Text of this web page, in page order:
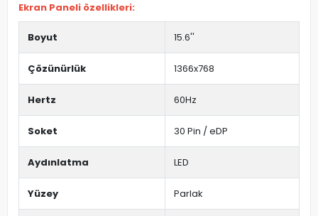
Ekran Paneli özellikleri:
Boyut 15.6''
Çözünürlük 1366x768
Hertz 60Hz
Soket 30 Pin / eDP
Aydınlatma LED
Yüzey Parlak